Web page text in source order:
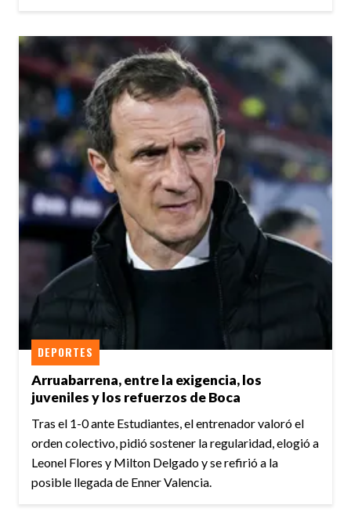
Arruabarrena, entre la exigencia, los
juveniles y los refuerzos de Boca
DEPORTES
Tras el 1-0 ante Estudiantes, el entrenador valoró el
orden colectivo, pidió sostener la regularidad, elogió a
Leonel Flores y Milton Delgado y se refirió a la
posible llegada de Enner Valencia.